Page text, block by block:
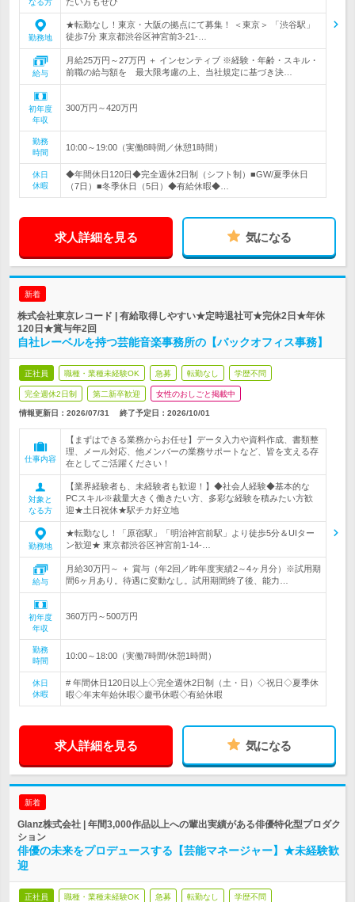
なる方
勤務地
★転勤なし！東京・大阪の拠点にて募集！ ＜東京＞ 「渋谷駅」
徒歩7分 東京都渋谷区神宮前3-21-…
給与
月給25万円～27万円 ＋ インセンティブ ※経験・年齢・スキル・
前職の給与額を 最大限考慮の上、当社規定に基づき決…
初年度
年収
300万円～420万円
勤務
時間
10:00～19:00（実働8時間／休憩1時間）
休日
休暇
◆年間休日120日◆完全週休2日制（シフト制）■GW/夏季休日
（7日）■冬季休日（5日）◆有給休暇◆…
求人詳細を見る 気になる
新着
株式会社東京レコード | 有給取得しやすい★定時退社可★完休2日★年休
120日★賞与年2回
自社レーベルを持つ芸能音楽事務所の【バックオフィス事務】
正社員 職種・業種未経験OK 急募 転勤なし 学歴不問
完全週休2日制 第二新卒歓迎 女性のおしごと掲載中
情報更新日：2026/07/31 終了予定日： 2026/10/01
仕事内容
【まずはできる業務からお任せ】データ入力や資料作成、書類整
理、メール対応、他メンバーの業務サポートなど、皆を支える存
在としてご活躍ください！
対象と
なる方
【業界経験者も、未経験者も歓迎！】◆社会人経験◆基本的な
PCスキル※裁量大きく働きたい方、多彩な経験を積みたい方歓
迎★土日祝休★駅チカ好立地
勤務地
★転勤なし！「原宿駅」「明治神宮前駅」より徒歩5分＆UIター
ン歓迎★ 東京都渋谷区神宮前1-14-…
給与
月給30万円～ ＋ 賞与（年2回／昨年度実績2～4ヶ月分）※試用期
間6ヶ月あり。待遇に変動なし。試用期間終了後、能力…
初年度
年収
360万円～500万円
勤務
時間
10:00～18:00（実働7時間/休憩1時間）
休日
休暇
# 年間休日120日以上◇完全週休2日制（土・日）◇祝日◇夏季休
暇◇年末年始休暇◇慶弔休暇◇有給休暇
求人詳細を見る 気になる
新着
Glanz株式会社 | 年間3,000作品以上への輩出実績がある俳優特化型プロダク
ション
俳優の未来をプロデュースする【芸能マネージャー】★未経験歓
迎
正社員 職種・業種未経験OK 急募 転勤なし 学歴不問